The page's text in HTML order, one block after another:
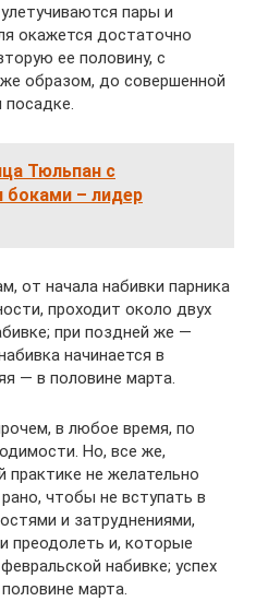
пары и
окажется достаточно
ее половину, с
образом, до совершенной
Тюльпан с
– лидер
от начала набивки парника
проходит около двух
при поздней же —
начинается в
— в половине марта.
в любое время, по
Но, все же,
не желательно
чтобы не вступать в
и затруднениями,
преодолеть и, которые
набивке; успех
марта.